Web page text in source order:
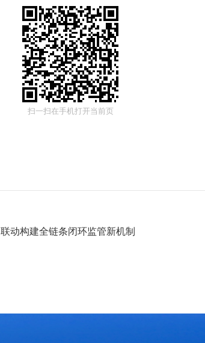
扫一扫在手机打开当前页
动构建全链条闭环监管新机制